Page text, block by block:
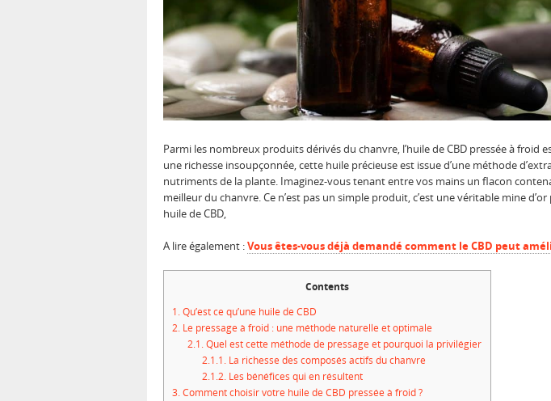
Parmi les nombreux produits dérivés du chanvre, l’huile de CBD pressée à froid
une richesse insoupçonnée, cette huile précieuse est issue d’une méthode
nutriments de la plante. Imaginez-vous tenant entre vos mains un flacon
meilleur du chanvre. Ce n’est pas un simple produit, c’est une véritable mine
huile de CBD,
A lire également :Vous êtes-vous déjà demandé comment le CBD peut
Contents
1.Qu’est ce qu’une huile de CBD
2. Le pressage à froid : une méthode naturelle et optimale
2.1.Quel est cette méthode de pressage et pourquoi la privilégier
2.1.1. La richesse des composés actifs du chanvre
2.1.2. Les bénéfices qui en résultent
3.Comment choisir votre huile de CBD pressée à froid ?